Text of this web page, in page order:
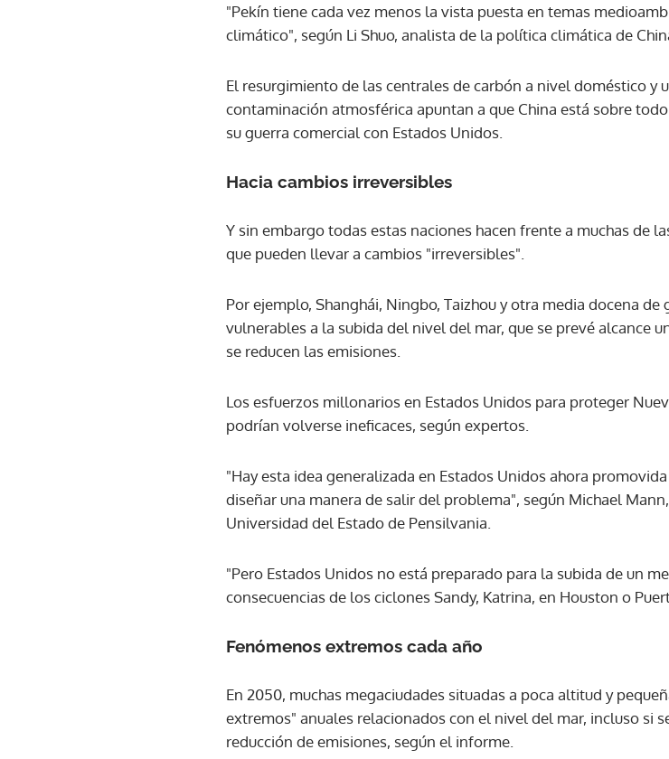
"Pekín tiene cada vez menos la vista puesta en temas
climático", según Li Shuo, analista de la política climática de
El resurgimiento de las centrales de carbón a nivel doméstico y
contaminación atmosférica apuntan a que China está sobre
su guerra comercial con Estados Unidos.
Hacia cambios irreversibles
Y sin embargo todas estas naciones hacen frente a muchas de
que pueden llevar a cambios "irreversibles".
Por ejemplo, Shanghái, Ningbo, Taizhou y otra media docena
vulnerables a la subida del nivel del mar, que se prevé alcance
se reducen las emisiones.
Los esfuerzos millonarios en Estados Unidos para proteger
podrían volverse ineficaces, según expertos.
"Hay esta idea generalizada en Estados Unidos ahora
diseñar una manera de salir del problema", según Michael
Universidad del Estado de Pensilvania.
"Pero Estados Unidos no está preparado para la subida de un
consecuencias de los ciclones Sandy, Katrina, en Houston o
Fenómenos extremos cada año
En 2050, muchas megaciudades situadas a poca altitud y
extremos" anuales relacionados con el nivel del mar, incluso si
reducción de emisiones, según el informe.